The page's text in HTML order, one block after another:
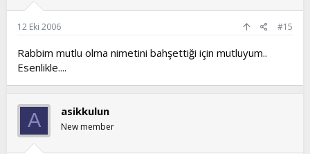
12 Eki 2006 #15
Rabbim mutlu olma nimetini bahşettiği için mutluyum..
Esenlikle....
A asikkulun
New member